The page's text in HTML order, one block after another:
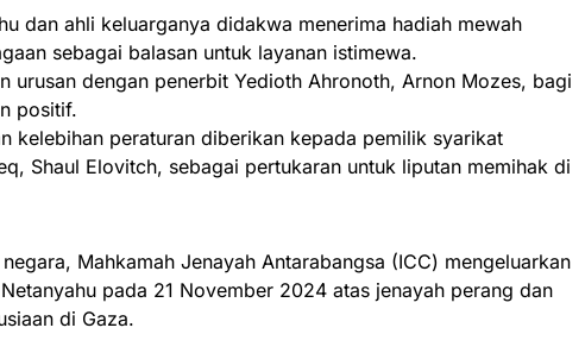
dan ahli keluarganya didakwa menerima hadiah mewah
sebagai balasan untuk layanan istimewa.
urusan dengan penerbit Yedioth Ahronoth, Arnon Mozes, bagi
positif.
kelebihan peraturan diberikan kepada pemilik syarikat
Shaul Elovitch, sebagai pertukaran untuk liputan memihak di
Mahkamah Jenayah Antarabangsa (ICC) mengeluarkan
pada 21 November 2024 atas jenayah perang dan
di Gaza.